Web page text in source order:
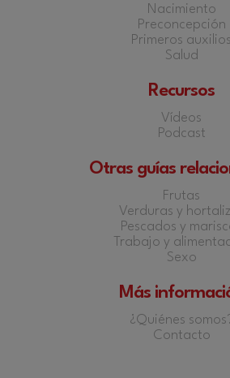
Nacimiento
Preconcepción
Primeros auxilios
Salud
Recursos
Vídeos
Podcast
Otras guías
Frutas
Verduras y
Pescados y
Trabajo y
Sexo
Más
¿Quiénes
Contacto